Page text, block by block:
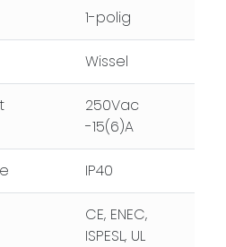
1-polig
Wissel
250Vac
-15(6)A
IP40
CE, ENEC,
ISPESL, UL